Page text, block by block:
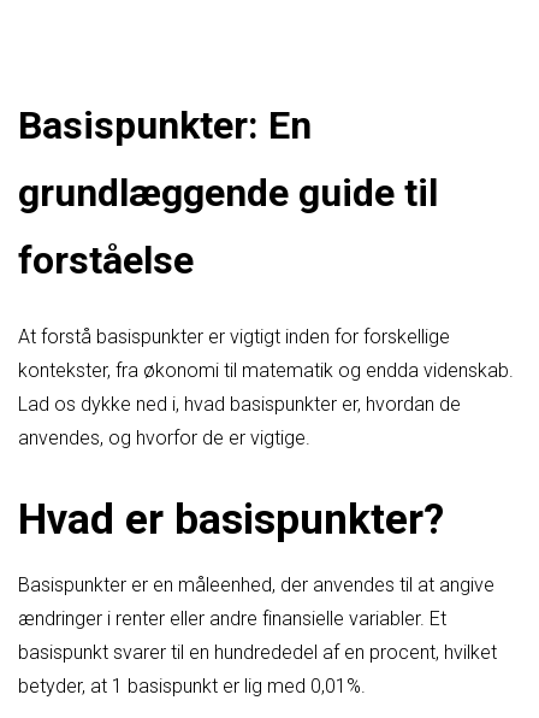
Basispunkter: En
grundlæggende guide til
forståelse
At forstå basispunkter er vigtigt inden for forskellige
kontekster, fra økonomi til matematik og endda videnskab.
Lad os dykke ned i, hvad basispunkter er, hvordan de
anvendes, og hvorfor de er vigtige.
Hvad er basispunkter?
Basispunkter er en måleenhed, der anvendes til at angive
ændringer i renter eller andre finansielle variabler. Et
basispunkt svarer til en hundrededel af en procent, hvilket
betyder, at 1 basispunkt er lig med 0,01%.